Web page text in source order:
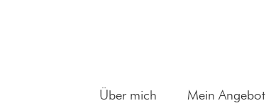
Über mich Mein Angebot